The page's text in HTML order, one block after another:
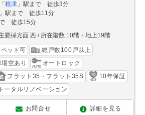
「 根津 」駅まで 徒歩3分
」駅まで 徒歩11分
で 徒歩15分
要採光面:西 所在階数:10階・地上19階
ペット可
総戸数100戸以上
空あり
オートロック
フラット35・フラット35S
10年保証
ータルリノベーション
お問合せ 詳細を見る